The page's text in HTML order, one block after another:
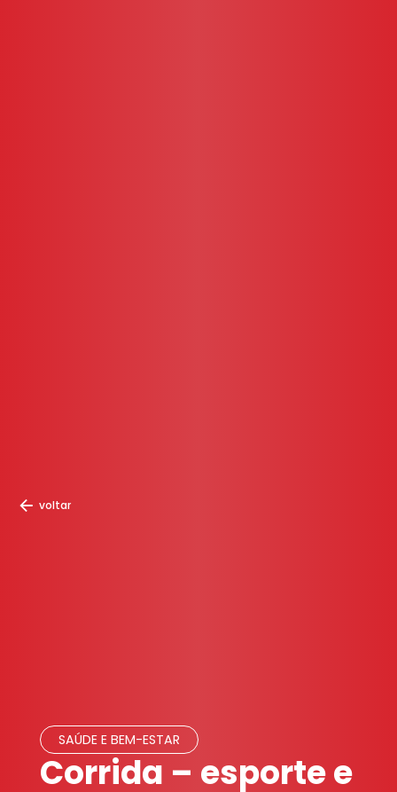
voltar
SAÚDE E BEM-ESTAR
Corrida – esporte e